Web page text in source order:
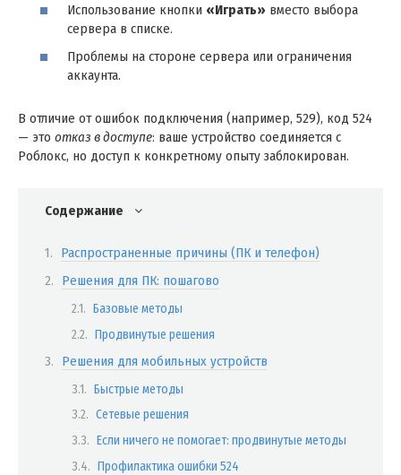
Использование кнопки «Играть» вместо выбора
сервера в списке.
Проблемы на стороне сервера или ограничения
аккаунта.
В отличие от ошибок подключения (например, 529), код 524
— это отказ в доступе: ваше устройство соединяется с
Роблокс, но доступ к конкретному опыту заблокирован.
Содержание
Распространенные причины (ПК и телефон)
Решения для ПК: пошагово
Базовые методы
Продвинутые решения
Решения для мобильных устройств
Быстрые методы
Сетевые решения
Если ничего не помогает: продвинутые методы
Профилактика ошибки 524